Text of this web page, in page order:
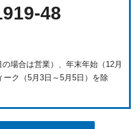
48
場合は営業）、年末年始（12月
ク（5月3日～5月5日）を除